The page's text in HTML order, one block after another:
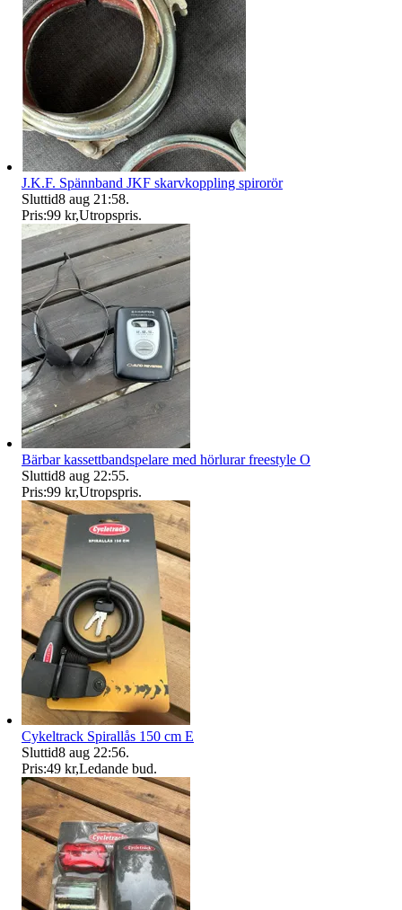
J.K.F. Spännband JKF skarvkoppling spirorör
Sluttid8 aug 21:58.
Pris:99 kr,Utropspris.
Bärbar kassettbandspelare med hörlurar freestyle O
Sluttid8 aug 22:55.
Pris:99 kr,Utropspris.
Cykeltrack Spirallås 150 cm E
Sluttid8 aug 22:56.
Pris:49 kr,Ledande bud.